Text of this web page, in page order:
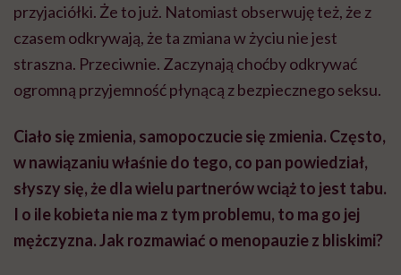
przyjaciółki. Że to już. Natomiast obserwuję też, że z
czasem odkrywają, że ta zmiana w życiu nie jest
straszna. Przeciwnie. Zaczynają choćby odkrywać
ogromną przyjemność płynącą z bezpiecznego seksu.
Ciało się zmienia, samopoczucie się zmienia. Często,
w nawiązaniu właśnie do tego, co pan powiedział,
słyszy się, że dla wielu partnerów wciąż to jest tabu.
I o ile kobieta nie ma z tym problemu, to ma go jej
mężczyzna. Jak rozmawiać o menopauzie z bliskimi?